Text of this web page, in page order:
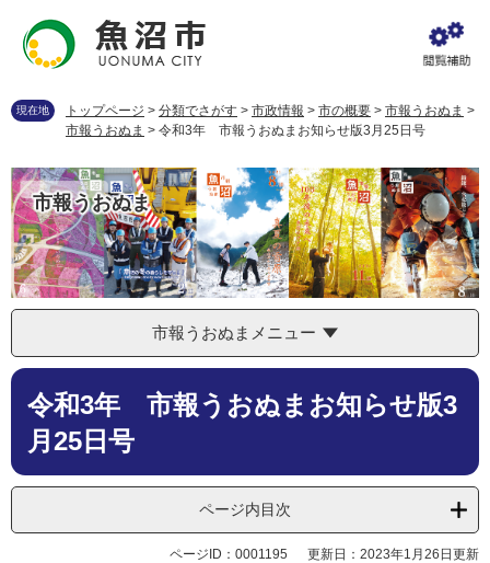
先
す
。
を
し
て
本
文
へ
現在地 トップページ > 分類でさがす > 市政情報 > 市の概要 > 市報うおぬま >
市報うおぬま > 令和3年 市報うおぬまお知らせ版3月25日号
市報うおぬま
市報うおぬまメニュー
本
令和3年 市報うおぬまお知らせ版3
月25日号
ページ内目次
ページID：0001195 更新日：2023年1月26日更新